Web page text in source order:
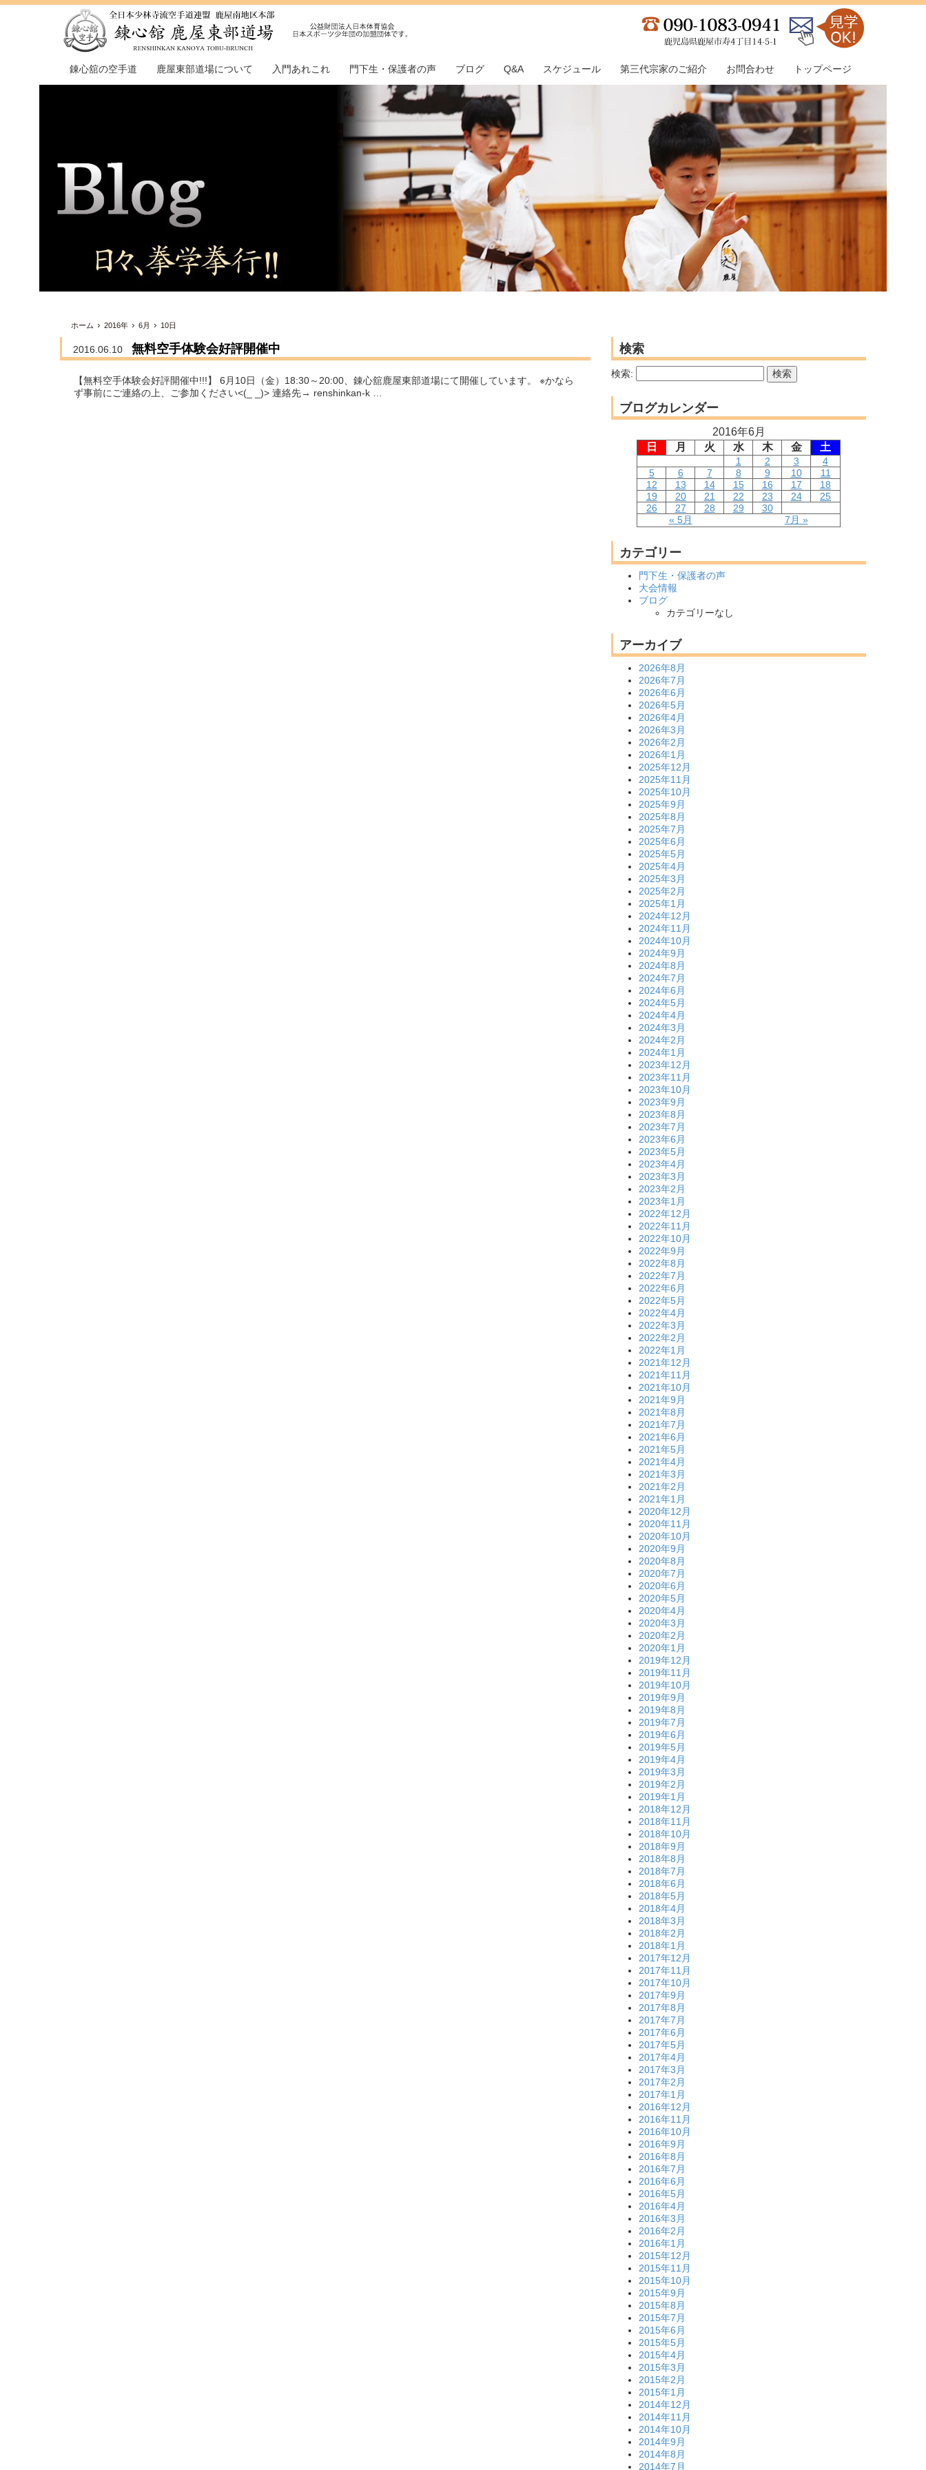
錬心舘の空手道 鹿屋東部道場について 入門あれこれ 門下生・保護者の声 ブログ Q&A スケジュール 第三代宗家のご紹介 お問合わせ トップページ
ホーム 2016年 6月 10日
2016.06.10 無料空手体験会好評開催中
【無料空手体験会好評開催中!!!】 6月10日（金）18:30～20:00、錬心舘鹿屋東部道場にて開催しています。 ※かなら
ず事前にご連絡の上、ご参加ください<(_ _)> 連絡先→ renshinkan-k …
検索
検索:
ブログカレンダー
2016年6月
日
月 火 水 木 金 土
« 5月 7月 »
1 2 3
4
5
6 7 8 9 10
11
12
13 14 15 16 17
18
19
20 21 22 23 24
25
26
27 28 29 30
カテゴリー
門下生・保護者の声
大会情報
ブログ
カテゴリーなし
アーカイブ
2026年8月
2026年7月
2026年6月
2026年5月
2026年4月
2026年3月
2026年2月
2026年1月
2025年12月
2025年11月
2025年10月
2025年9月
2025年8月
2025年7月
2025年6月
2025年5月
2025年4月
2025年3月
2025年2月
2025年1月
2024年12月
2024年11月
2024年10月
2024年9月
2024年8月
2024年7月
2024年6月
2024年5月
2024年4月
2024年3月
2024年2月
2024年1月
2023年12月
2023年11月
2023年10月
2023年9月
2023年8月
2023年7月
2023年6月
2023年5月
2023年4月
2023年3月
2023年2月
2023年1月
2022年12月
2022年11月
2022年10月
2022年9月
2022年8月
2022年7月
2022年6月
2022年5月
2022年4月
2022年3月
2022年2月
2022年1月
2021年12月
2021年11月
2021年10月
2021年9月
2021年8月
2021年7月
2021年6月
2021年5月
2021年4月
2021年3月
2021年2月
2021年1月
2020年12月
2020年11月
2020年10月
2020年9月
2020年8月
2020年7月
2020年6月
2020年5月
2020年4月
2020年3月
2020年2月
2020年1月
2019年12月
2019年11月
2019年10月
2019年9月
2019年8月
2019年7月
2019年6月
2019年5月
2019年4月
2019年3月
2019年2月
2019年1月
2018年12月
2018年11月
2018年10月
2018年9月
2018年8月
2018年7月
2018年6月
2018年5月
2018年4月
2018年3月
2018年2月
2018年1月
2017年12月
2017年11月
2017年10月
2017年9月
2017年8月
2017年7月
2017年6月
2017年5月
2017年4月
2017年3月
2017年2月
2017年1月
2016年12月
2016年11月
2016年10月
2016年9月
2016年8月
2016年7月
2016年6月
2016年5月
2016年4月
2016年3月
2016年2月
2016年1月
2015年12月
2015年11月
2015年10月
2015年9月
2015年8月
2015年7月
2015年6月
2015年5月
2015年4月
2015年3月
2015年2月
2015年1月
2014年12月
2014年11月
2014年10月
2014年9月
2014年8月
2014年7月